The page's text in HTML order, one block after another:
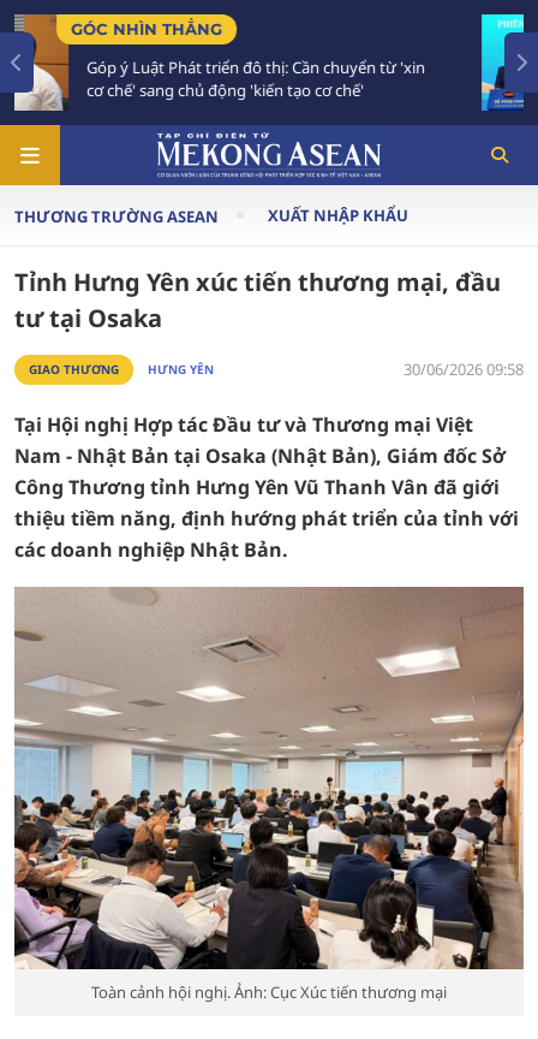
từ 'xin
chế'
Bế mạc Hội nghị Ngoại giao 33: Đối
vào giai đoạn hành động mới
THƯƠNG TRƯỜNG ASEAN XUẤT NHẬP KHẨU
Tỉnh Hưng Yên xúc tiến thương mại, đầu
tư tại Osaka
GIAO THƯƠNG HƯNG YÊN 30/06/2026 09:58
Tại Hội nghị Hợp tác Đầu tư và Thương mại Việt
Nam - Nhật Bản tại Osaka (Nhật Bản), Giám đốc Sở
Công Thương tỉnh Hưng Yên Vũ Thanh Vân đã giới
thiệu tiềm năng, định hướng phát triển của tỉnh với
các doanh nghiệp Nhật Bản.
Toàn cảnh hội nghị. Ảnh: Cục Xúc tiến thương mại